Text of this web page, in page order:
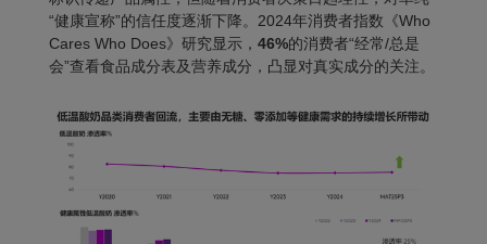
“健康宣称”的信任度逐渐下降。2024年消费者指数《Who
Cares Who Does》研究显示， 46%的消费者“经常/总是
会”查看食品成分表及营养成分，凸显对真实成分的关注。